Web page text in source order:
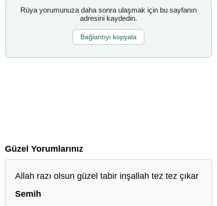
Rüya yorumunuza daha sonra ulaşmak için bu sayfanın
adresini kaydedin.
Bağlantıyı kopyala
Güzel Yorumlarınız
Allah razı olsun güzel tabir inşallah tez tez çıkar
Semih